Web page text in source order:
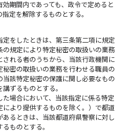
期間内であっても、政令で定めると
定を解除するものとする。
定をしたときは、第三条第二項に規定
の規定により特定秘密の取扱いの業務
される者のうちから、当該行政機関に
秘密の取扱いの業務を行わせる職員の
該特定秘密の保護に関し必要なもの
ずるものとする。
場合において、当該指定に係る特定
により提供するものを除く。）で都道
るときは、当該都道府県警察に対し
ものとする。